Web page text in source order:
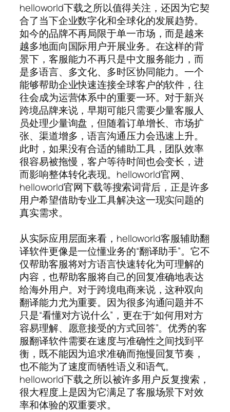
helloworld下载之所以值得关注，还因为它契
合了当下企业数字化和全球化的发展趋势。
如今的品牌不再局限于单一市场，而是越来
越多地面向国际用户开展业务。在这样的背
景下，客服能力不再只是中文服务能力，而
是多语言、多文化、多时区协同能力。一个
能够帮助企业快速连接全球客户的软件，往
往会成为运营体系中的重要一环。对于新兴
跨境品牌来说，早期可能只需要少量客服人
员处理少量询盘，但随着订单增长、市场扩
张、渠道增多，语言沟通压力会迅速上升。
此时，如果没有合适的辅助工具，团队效率
很容易被拖慢，客户等待时间也会变长，进
而影响整体转化表现。helloworld官网、
helloworld官网下载等搜索词背后，正是许多
用户希望借助专业工具解决这一现实问题的
真实需求。
从实际应用层面来看，helloworld客服辅助翻
译软件更像是一位懂业务的“翻译助手”。它不
仅帮助客服将对方语言快速转化为可理解的
内容，也帮助客服将自己的回复准确地表达
给海外用户。对于跨境电商来说，这种双向
翻译能力尤为重要。因为很多沟通问题并不
只是“看懂对方说什么”，更在于“如何用对方
容易理解、愿意接受的方式回答”。优秀的客
服翻译软件需要在速度与准确性之间找到平
衡，既不能因为追求准确而拖慢回复节奏，
也不能为了速度而牺牲语义和语气。
helloworld下载之所以被许多用户反复搜索，
很大程度上是因为它满足了客服场景下对效
率和体验的双重要求。